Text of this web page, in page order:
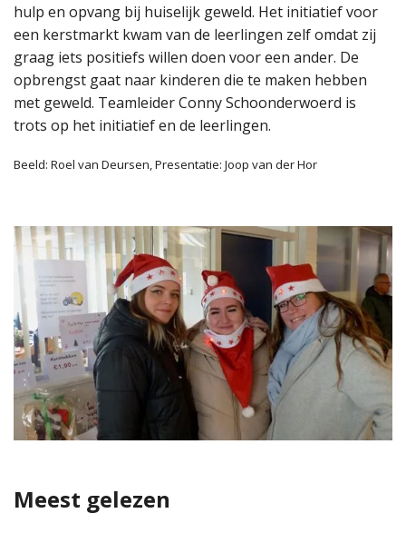
hulp en opvang bij huiselijk geweld. Het initiatief voor
een kerstmarkt kwam van de leerlingen zelf omdat zij
graag iets positiefs willen doen voor een ander. De
opbrengst gaat naar kinderen die te maken hebben
met geweld. Teamleider Conny Schoonderwoerd is
trots op het initiatief en de leerlingen.
Beeld: Roel van Deursen, Presentatie: Joop van der Hor
Meest gelezen